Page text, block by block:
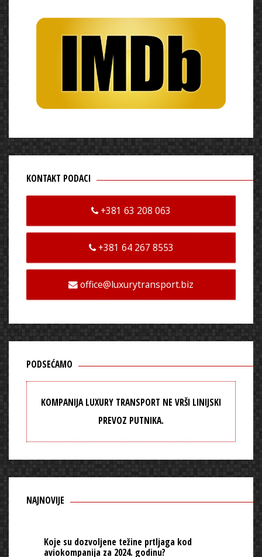
KONTAKT PODACI
+381 63 208 063
+381 64 267 8553
office@luxurytransport.biz
PODSEĆAMO
KOMPANIJA LUXURY TRANSPORT NE VRŠI LINIJSKI
PREVOZ PUTNIKA.
NAJNOVIJE
Koje su dozvoljene težine prtljaga kod
aviokompanija za 2024. godinu?